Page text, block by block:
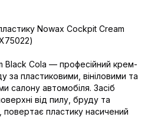
Nowax Cockpit Cream
Black Cola — професійний крем-
за пластиковими, вініловими та
салону автомобіля. Засіб
від пилу, бруду та
повертає пластику насичений